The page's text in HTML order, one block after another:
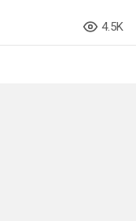
4.5K